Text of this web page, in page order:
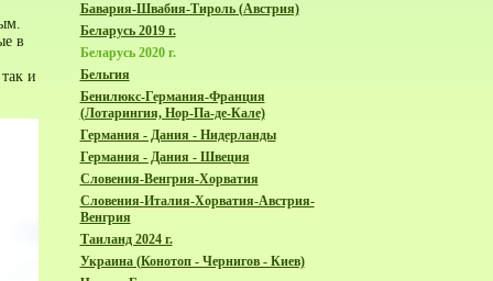
в
и
Бавария-Швабия-Тироль (Австрия)
Беларусь 2019 г.
Беларусь 2020 г.
Бельгия
Бенилюкс-Германия-Франция
(Лотарингия, Нор-Па-де-Кале)
Германия - Дания - Нидерланды
Германия - Дания - Швеция
Словения-Венгрия-Хорватия
Словения-Италия-Хорватия-Австрия-
Венгрия
Таиланд 2024 г.
Украина (Конотоп - Чернигов - Киев)